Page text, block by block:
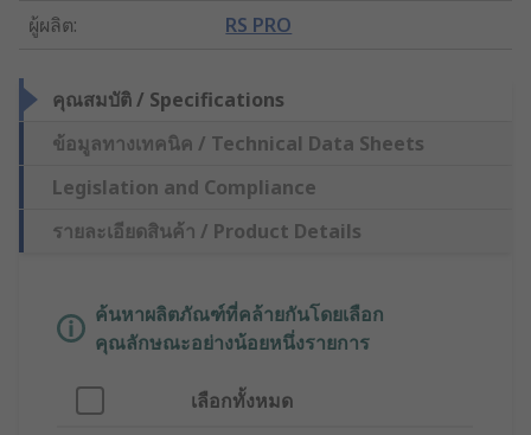
ผู้ผลิต: RS PRO
คุณสมบัติ / Specifications
ข้อมูลทางเทคนิค / Technical Data Sheets
Legislation and Compliance
รายละเอียดสินค้า / Product Details
ค้นหาผลิตภัณฑ์ที่คล้ายกันโดยเลือก
คุณลักษณะอย่างน้อยหนึ่งรายการ
เลือกทั้งหมด